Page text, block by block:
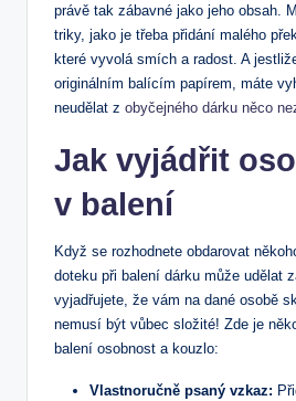
právě tak zábavné jako jeho obsah.
triky, jako je třeba přidání malého
které vyvolá smích a radost. A
originálním balícím papírem, máte
neudělat z obyčejného dárku něco
Jak vyjádřit
v balení
Když se rozhodnete obdarovat
doteku při balení dárku může udělat
vyjadřujete, že vám na dané osobě
nemusí být vůbec složité! Zde je
balení osobnost a kouzlo:
Vlastnoručně psaný vzkaz: